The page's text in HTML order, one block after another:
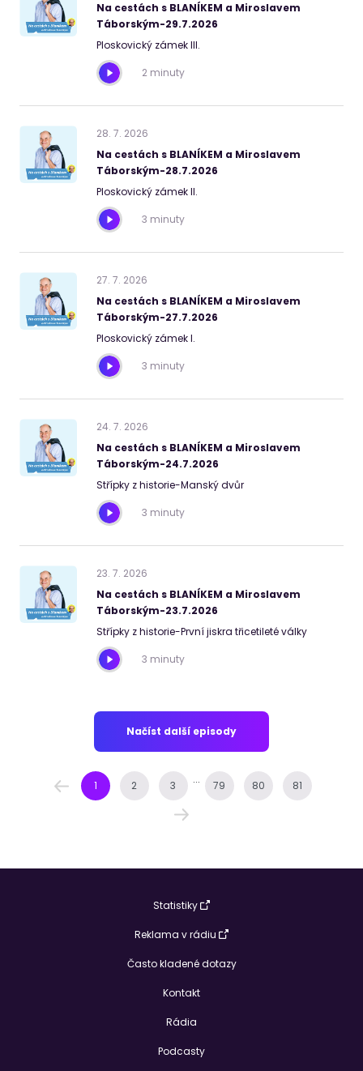
Na cestách s BLANÍKEM a Miroslavem
Táborským-29.7.2026
Ploskovický zámek III.
2 minuty
28. 7. 2026
Na cestách s BLANÍKEM a Miroslavem
Táborským-28.7.2026
Ploskovický zámek II.
3 minuty
27. 7. 2026
Na cestách s BLANÍKEM a Miroslavem
Táborským-27.7.2026
Ploskovický zámek I.
3 minuty
24. 7. 2026
Na cestách s BLANÍKEM a Miroslavem
Táborským-24.7.2026
Střípky z historie-Manský dvůr
3 minuty
23. 7. 2026
Na cestách s BLANÍKEM a Miroslavem
Táborským-23.7.2026
Střípky z historie-První jiskra třicetileté války
3 minuty
Načíst další episody
1 2 3 ... 79 80 81
Statistiky
Reklama v rádiu
Často kladené dotazy
Kontakt
Rádia
Podcasty